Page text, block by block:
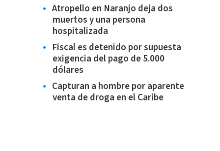
Atropello en Naranjo deja dos
muertos y una persona
hospitalizada
Fiscal es detenido por supuesta
exigencia del pago de 5.000
dólares
Capturan a hombre por aparente
venta de droga en el Caribe